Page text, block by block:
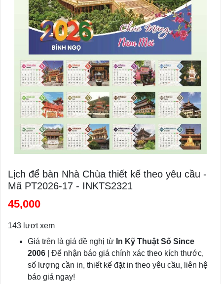
Lịch để bàn Nhà Chùa thiết kế theo yêu cầu -
Mã PT2026-17 - INKTS2321
45,000
143 lượt xem
Giá trên là giá đề nghị từ In Kỹ Thuật Số Since
2006 | Để nhận báo giá chính xác theo kích thước,
số lượng cần in, thiết kế đặt in theo yêu cầu, liên hệ
báo giá ngay!